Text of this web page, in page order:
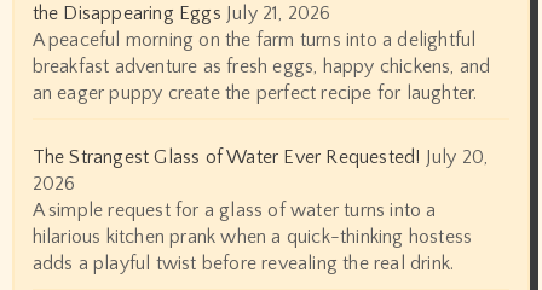
the Disappearing Eggs July 21, 2026
A peaceful morning on the farm turns into a delightful
breakfast adventure as fresh eggs, happy chickens, and
an eager puppy create the perfect recipe for laughter.
The Strangest Glass of Water Ever Requested! July 20,
2026
A simple request for a glass of water turns into a
hilarious kitchen prank when a quick-thinking hostess
adds a playful twist before revealing the real drink.